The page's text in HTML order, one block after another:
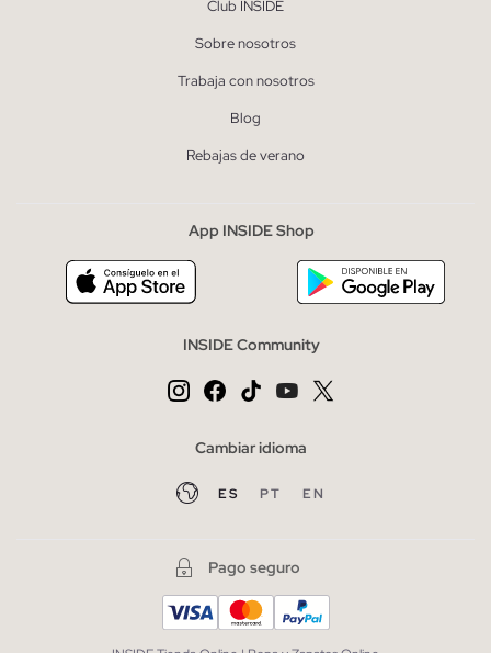
Club INSIDE
Sobre nosotros
Trabaja con nosotros
Blog
Rebajas de verano
App INSIDE Shop
INSIDE Community
Cambiar idioma
ES PT EN
Pago seguro